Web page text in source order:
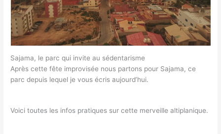
Sajama, le parc qui invite au sédentarisme
Après cette fête improvisée nous partons pour Sajama, ce
parc depuis lequel je vous écris aujourd’hui.
Voici toutes les infos pratiques sur cette merveille altiplanique.